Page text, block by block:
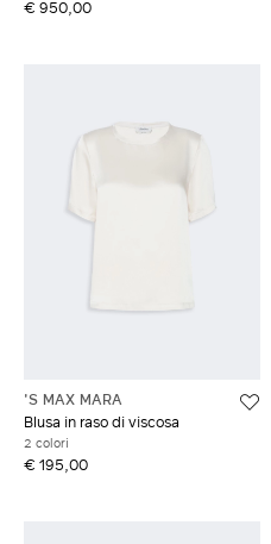
€ 950,00
'S MAX MARA
Blusa in raso di viscosa
2 colori
€ 195,00